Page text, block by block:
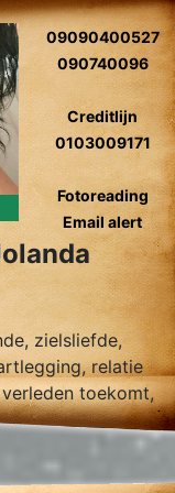
09090400527
090740096
Creditlijn
0103009171
Fotoreading
Email alert
zielsliefde,
relatie
toekomt,